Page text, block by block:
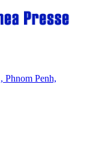
Phnom Penh,